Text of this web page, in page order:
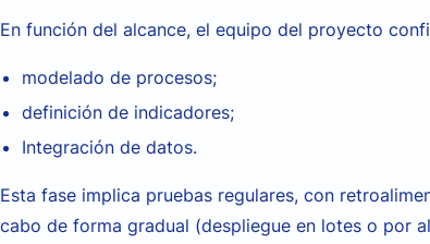
En función del alcance, el equipo del proyecto
modelado de procesos;
definición de indicadores;
Integración de datos.
Esta fase implica pruebas regulares, con
cabo de forma gradual (despliegue en lotes o por